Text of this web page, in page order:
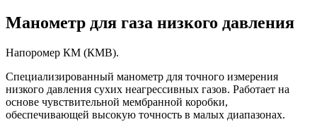
Манометр для газа низкого давления
Напоромер КМ (КМВ).
Специализированный манометр для точного измерения
низкого давления сухих неагрессивных газов. Работает на
основе чувствительной мембранной коробки,
обеспечивающей высокую точность в малых диапазонах.